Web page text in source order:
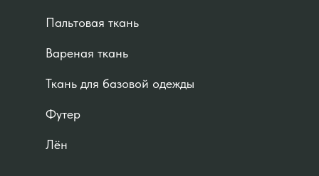
Пальтовая ткань
Вареная ткань
Ткань для базовой одежды
Футер
Лён